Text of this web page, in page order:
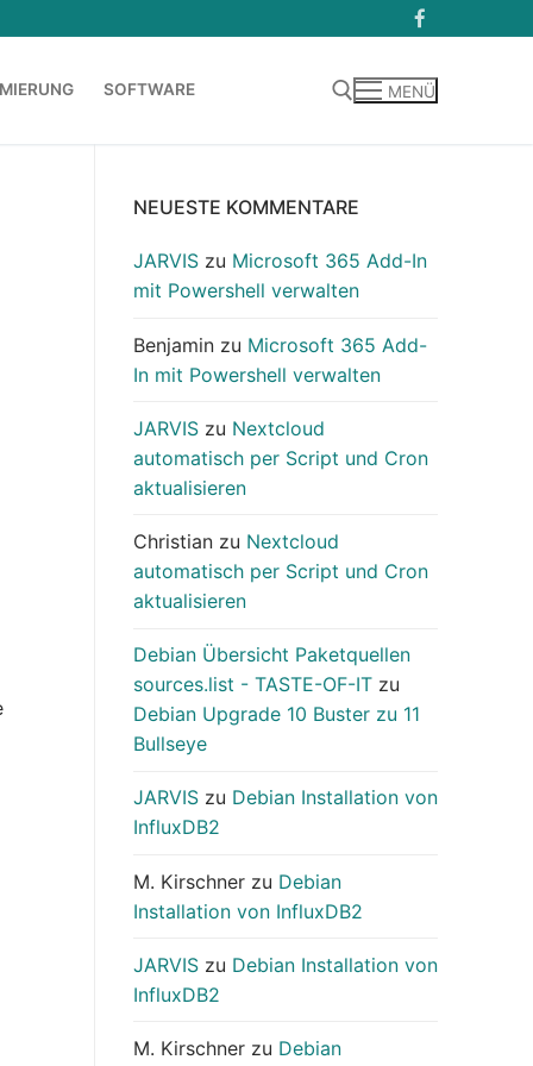
SOFTWARE MENÜ
NEUESTE KOMMENTARE
JARVIS zu Microsoft 365 Add-In
mit Powershell verwalten
Benjamin zu Microsoft 365 Add-
In mit Powershell verwalten
JARVIS zu Nextcloud
automatisch per Script und Cron
aktualisieren
Christian zu Nextcloud
automatisch per Script und Cron
aktualisieren
Debian Übersicht Paketquellen
sources.list - TASTE-OF-IT zu
Debian Upgrade 10 Buster zu 11
Bullseye
JARVIS zu Debian Installation von
InfluxDB2
M. Kirschner zu Debian
Installation von InfluxDB2
JARVIS zu Debian Installation von
InfluxDB2
M. Kirschner zu Debian